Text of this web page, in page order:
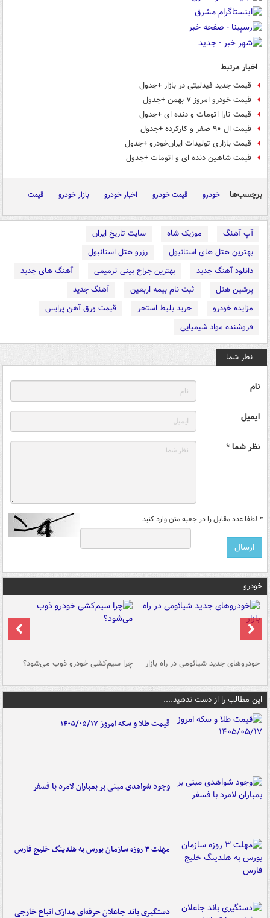
اخبار مرتبط
قیمت جدید فیدلیتی در بازار +جدول
قیمت خودرو امروز ۷ بهمن +جدول
قیمت تارا اتومات و دنده ای +جدول
قیمت ال ۹۰ صفر و کارکرده +جدول
قیمت بازاری تولیدات ایران‌خودرو +جدول
قیمت شاهین دنده ای و اتومات +جدول
برچسب‌ها خودرو قیمت خودرو اخبار خودرو بازار خودرو قیمت
آپ آهنگ موزیک شاه
سایت تاریخ ایران
بهترین هتل های استانبول
رزرو هتل استانبول
دانلود آهنگ جدید
بهترین جراح بینی ترمیمی
آهنگ های جدید
پرشین هتل
ثبت نام بیمه اربعین
آهنگ جدید
مزایده خودرو
خرید بلیط استخر
قیمت ورق آهن پرایس
فروشنده مواد شیمیایی
نظر شما
نام
ایمیل
نظر شما *
* لطفا عدد مقابل را در جعبه متن وارد کنید
خودرو
خودروهای جدید شیائومی در راه بازار چرا سیم‌کشی خودرو ذوب می‌شود؟
این مطالب را از دست ندهید....
قیمت طلا و سکه امروز ۱۴۰۵/۰۵/۱۷
وجود شواهدی مبنی بر بمباران لامرد با فسفر
مهلت ۳ روزه سازمان بورس به هلدینگ خلیج فارس
دستگیری باند جاعلان حرفه‌ای مدارک اتباع خارجی